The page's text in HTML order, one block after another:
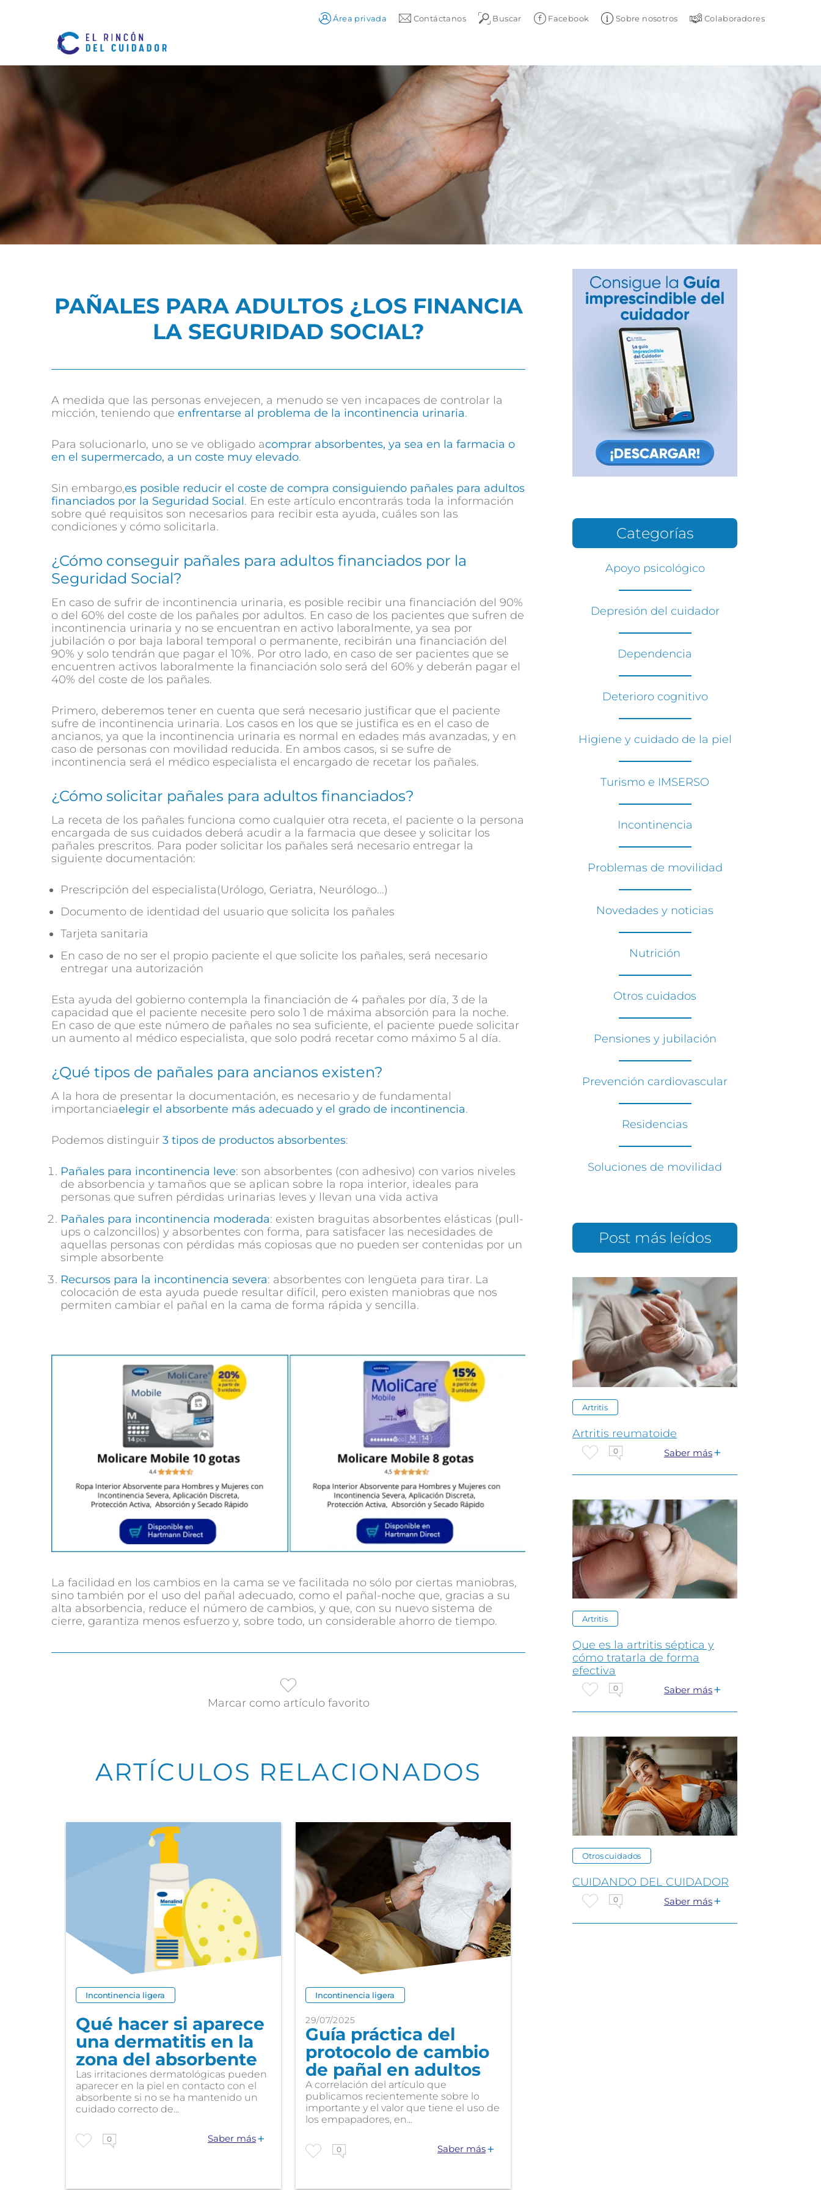
Área privada Contáctanos Buscar Facebook Sobre nosotros Colaboradores
PAÑALES PARA ADULTOS ¿LOS FINANCIA
LA SEGURIDAD SOCIAL?
A medida que las personas envejecen, a menudo se ven incapaces de controlar la
micción, teniendo que enfrentarse al problema de la incontinencia urinaria.
Para solucionarlo, uno se ve obligado acomprar absorbentes, ya sea en la farmacia o
en el supermercado, a un coste muy elevado.
Sin embargo,es posible reducir el coste de compra consiguiendo pañales para adultos
financiados por la Seguridad Social. En este artículo encontrarás toda la información
sobre qué requisitos son necesarios para recibir esta ayuda, cuáles son las
condiciones y cómo solicitarla.
¿Cómo conseguir pañales para adultos financiados por la
Seguridad Social?
En caso de sufrir de incontinencia urinaria, es posible recibir una financiación del 90%
o del 60% del coste de los pañales por adultos. En caso de los pacientes que sufren de
incontinencia urinaria y no se encuentran en activo laboralmente, ya sea por
jubilación o por baja laboral temporal o permanente, recibirán una financiación del
90% y solo tendrán que pagar el 10%. Por otro lado, en caso de ser pacientes que se
encuentren activos laboralmente la financiación solo será del 60% y deberán pagar el
40% del coste de los pañales.
Primero, deberemos tener en cuenta que será necesario justificar que el paciente
sufre de incontinencia urinaria. Los casos en los que se justifica es en el caso de
ancianos, ya que la incontinencia urinaria es normal en edades más avanzadas, y en
caso de personas con movilidad reducida. En ambos casos, si se sufre de
incontinencia será el médico especialista el encargado de recetar los pañales.
¿Cómo solicitar pañales para adultos financiados?
La receta de los pañales funciona como cualquier otra receta, el paciente o la persona
encargada de sus cuidados deberá acudir a la farmacia que desee y solicitar los
pañales prescritos. Para poder solicitar los pañales será necesario entregar la
siguiente documentación:
Prescripción del especialista(Urólogo, Geriatra, Neurólogo...)
Documento de identidad del usuario que solicita los pañales
Tarjeta sanitaria
En caso de no ser el propio paciente el que solicite los pañales, será necesario
entregar una autorización
Esta ayuda del gobierno contempla la financiación de 4 pañales por día, 3 de la
capacidad que el paciente necesite pero solo 1 de máxima absorción para la noche.
En caso de que este número de pañales no sea suficiente, el paciente puede solicitar
un aumento al médico especialista, que solo podrá recetar como máximo 5 al día.
¿Qué tipos de pañales para ancianos existen?
A la hora de presentar la documentación, es necesario y de fundamental
importanciaelegir el absorbente más adecuado y el grado de incontinencia.
Podemos distinguir 3 tipos de productos absorbentes:
Pañales para incontinencia leve: son absorbentes (con adhesivo) con varios niveles
de absorbencia y tamaños que se aplican sobre la ropa interior, ideales para
personas que sufren pérdidas urinarias leves y llevan una vida activa
Pañales para incontinencia moderada: existen braguitas absorbentes elásticas (pull-
ups o calzoncillos) y absorbentes con forma, para satisfacer las necesidades de
aquellas personas con pérdidas más copiosas que no pueden ser contenidas por un
simple absorbente
Recursos para la incontinencia severa: absorbentes con lengüeta para tirar. La
colocación de esta ayuda puede resultar difícil, pero existen maniobras que nos
permiten cambiar el pañal en la cama de forma rápida y sencilla.
La facilidad en los cambios en la cama se ve facilitada no sólo por ciertas maniobras,
sino también por el uso del pañal adecuado, como el pañal-noche que, gracias a su
alta absorbencia, reduce el número de cambios, y que, con su nuevo sistema de
cierre, garantiza menos esfuerzo y, sobre todo, un considerable ahorro de tiempo.
Marcar como artículo favorito
ARTÍCULOS RELACIONADOS
Incontinencia ligera
Qué hacer si aparece
una dermatitis en la
zona del absorbente
Las irritaciones dermatológicas pueden
aparecer en la piel en contacto con el
absorbente si no se ha mantenido un
cuidado correcto de...
0 Saber más
Incontinencia ligera
29/07/2025
Guía práctica del
protocolo de cambio
de pañal en adultos
A correlación del artículo que
publicamos recientemente sobre lo
importante y el valor que tiene el uso de
los empapadores, en...
0 Saber más
Categorías
Apoyo psicológico
Depresión del cuidador
Dependencia
Deterioro cognitivo
Higiene y cuidado de la piel
Turismo e IMSERSO
Incontinencia
Problemas de movilidad
Novedades y noticias
Nutrición
Otros cuidados
Pensiones y jubilación
Prevención cardiovascular
Residencias
Soluciones de movilidad
Post más leídos
Artritis
Artritis reumatoide
0 Saber más
Artritis
Que es la artritis séptica y
cómo tratarla de forma
efectiva
0 Saber más
Otros cuidados
CUIDANDO DEL CUIDADOR
0 Saber más